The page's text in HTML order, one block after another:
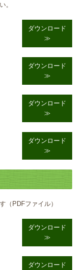
。
≫
≫
≫
≫
（PDFファイル）
≫